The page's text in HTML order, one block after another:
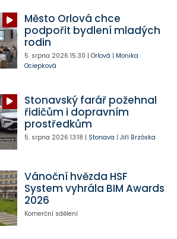
Město Orlová chce
podpořit bydlení mladých
rodin
5. srpna 2026 15:30 | Orlová | Monika
Ociepková
Stonavský farář požehnal
řidičům i dopravním
prostředkům
5. srpna 2026 13:18 | Stonava | Jiří Brzóska
Vánoční hvězda HSF
System vyhrála BIM Awards
2026
Komerční sdělení